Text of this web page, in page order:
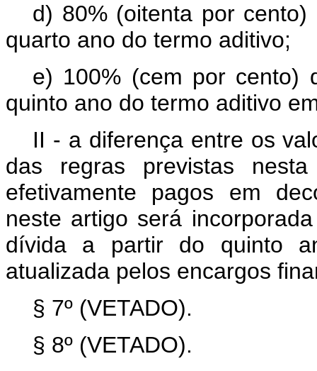
d) 80% (oitenta por
quarto ano do termo aditivo;
e) 100% (cem por cento)
quinto ano do termo aditivo
II - a diferença entre os
das regras previstas
efetivamente pagos em
neste artigo será
dívida a partir do quinto
atualizada pelos encargos
§ 7º (VETADO).
§ 8º (VETADO).